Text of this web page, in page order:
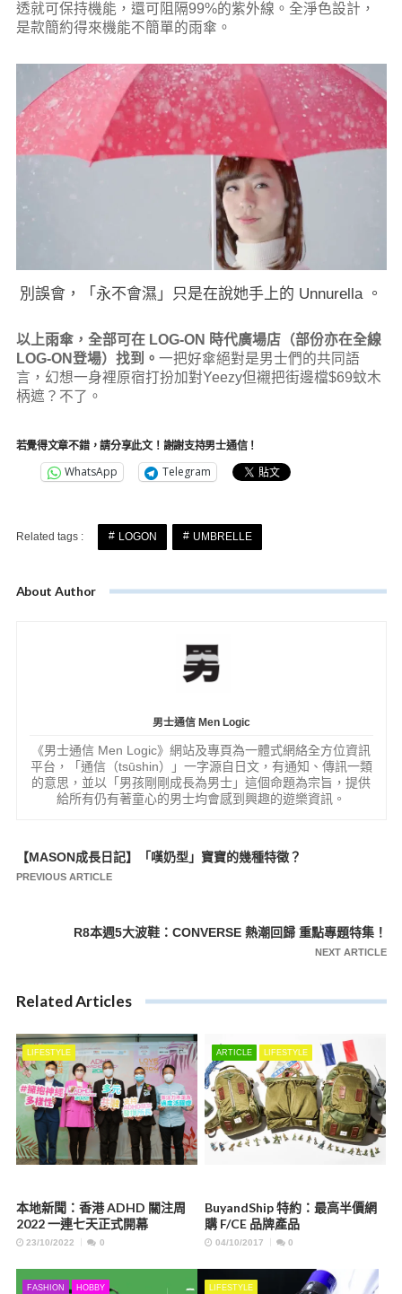
透就可保持機能，還可阻隔99%的紫外線。全淨色設計，
是款簡約得來機能不簡單的雨傘。
別誤會，「永不會濕」只是在說她手上的 Unnurella 。
以上雨傘，全部可在 LOG-ON 時代廣場店（部份亦在全線
LOG-ON登場）找到。 一把好傘絕對是男士們的共同語
言，幻想一身裡原宿打扮加對Yeezy但襯把街邊檔$69蚊木
柄遮？不了。
若覺得文章不錯，請分享此文！謝謝支持男士通信！
WhatsApp Telegram
Related tags : LOGON UMBRELLE
About Author
男士通信 Men Logic
《男士通信 Men Logic》網站及專頁為一體式網絡全方位資訊
平台，「通信（tsūshin）」一字源自日文，有通知、傳訊一類
的意思，並以「男孩剛剛成長為男士」這個命題為宗旨，提供
給所有仍有著童心的男士均會感到興趣的遊樂資訊。
文
【MASON成長日記】「嘆奶型」寶寶的幾種特徵？
PREVIOUS ARTICLE
R8本週5大波鞋：CONVERSE 熱潮回歸 重點專題特集！
NEXT ARTICLE
Related Articles
LIFESTYLE
本地新聞：香港 ADHD 關注周
2022 一連七天正式開幕
23/10/2022 0
ARTICLE LIFESTYLE
BuyandShip 特約：最高半價網
購 F/CE 品牌產品
04/10/2017 0
FASHION HOBBY LIFESTYLE